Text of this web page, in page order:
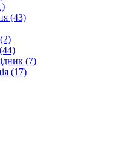
(43)
(7)
(17)